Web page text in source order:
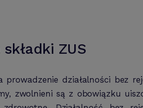
ZUS
działalności bez
zwolnieni są z obowiązku